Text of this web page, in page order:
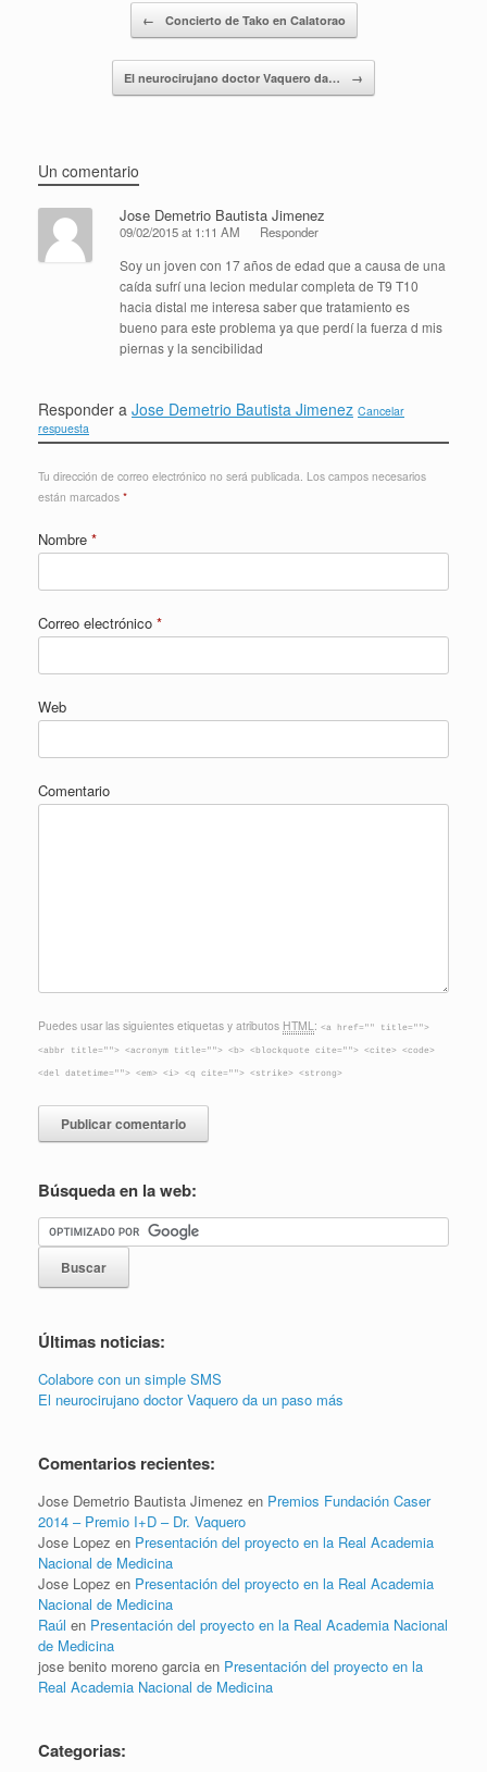
Navegador de artículos
← Concierto de Tako en Calatorao
El neurocirujano doctor Vaquero da… →
Un comentario
Jose Demetrio Bautista Jimenez
09/02/2015 at 1:11 AM Responder
Soy un joven con 17 años de edad que a causa de una
caída sufrí una lecion medular completa de T9 T10
hacia distal me interesa saber que tratamiento es
bueno para este problema ya que perdí la fuerza d mis
piernas y la sencibilidad
Responder a Jose Demetrio Bautista Jimenez Cancelar
respuesta
Tu dirección de correo electrónico no será publicada. Los campos necesarios
están marcados *
Nombre *
Correo electrónico *
Web
Comentario
Puedes usar las siguientes etiquetas y atributos HTML: <a href="" title="">
<abbr title=""> <acronym title=""> <b> <blockquote cite=""> <cite> <code>
<del datetime=""> <em> <i> <q cite=""> <strike> <strong>
Búsqueda en la web:
Últimas noticias:
Colabore con un simple SMS
El neurocirujano doctor Vaquero da un paso más
Comentarios recientes:
Jose Demetrio Bautista Jimenez en Premios Fundación Caser
2014 – Premio I+D – Dr. Vaquero
Jose Lopez en Presentación del proyecto en la Real Academia
Nacional de Medicina
Jose Lopez en Presentación del proyecto en la Real Academia
Nacional de Medicina
Raúl en Presentación del proyecto en la Real Academia Nacional
de Medicina
jose benito moreno garcia en Presentación del proyecto en la
Real Academia Nacional de Medicina
Categorias: